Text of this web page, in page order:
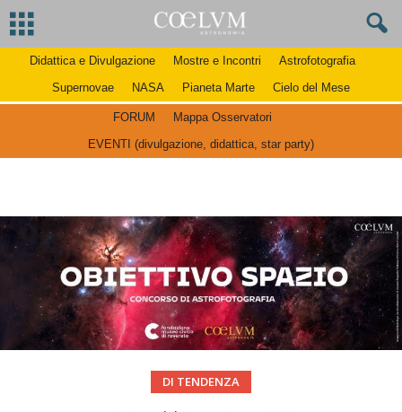
Didattica e Divulgazione Mostre e Incontri
Astrofotografia
Supernovae
NASA Pianeta Marte Cielo del Mese
FORUM
Mappa Osservatori
EVENTI (divulgazione, didattica, star party)
DI TENDENZA